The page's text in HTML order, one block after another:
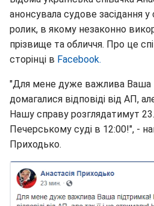
анонсувала судове засідання у
ролик, в якому незаконно
прізвище та обличчя. Про це
сторінці в Facebook.
"Для мене дуже важлива Ваша
домагалися відповіді від АП,
Нашу справу розглядатимут
Печерському суді в 12:00!", -
Приходько.